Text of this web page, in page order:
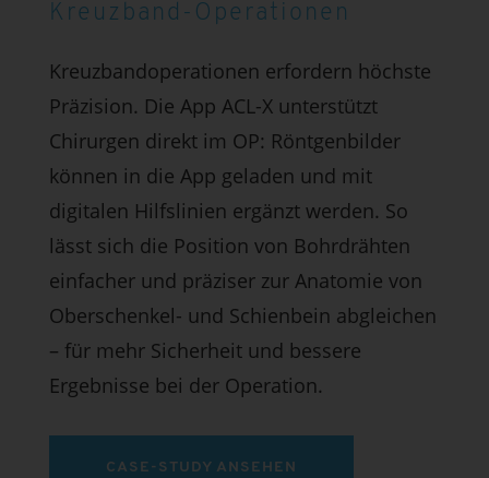
Kreuzband-Operationen
Kreuzbandoperationen erfordern höchste
Präzision. Die App ACL-X unterstützt
Chirurgen direkt im OP: Röntgenbilder
können in die App geladen und mit
digitalen Hilfslinien ergänzt werden. So
lässt sich die Position von Bohrdrähten
einfacher und präziser zur Anatomie von
Oberschenkel- und Schienbein abgleichen
– für mehr Sicherheit und bessere
Ergebnisse bei der Operation.
CASE-STUDY ANSEHEN